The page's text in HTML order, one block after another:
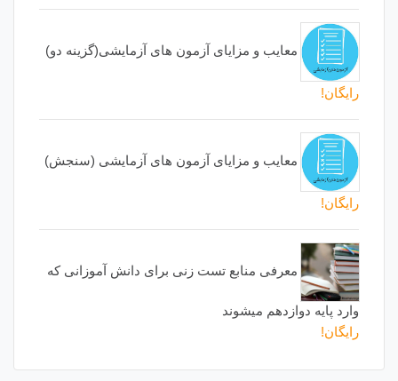
معایب و مزایای آزمون های آزمایشی(گزینه دو)
رایگان!
معایب و مزایای آزمون های آزمایشی (سنجش)
رایگان!
معرفی منابع تست زنی برای دانش آموزانی که
وارد پایه دوازدهم میشوند
رایگان!